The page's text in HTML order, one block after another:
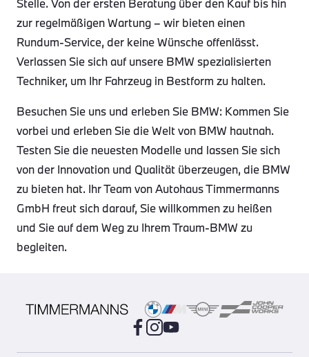
Stelle. Von der ersten Beratung über den Kauf bis hin
zur regelmäßigen Wartung – wir bieten einen
Rundum-Service, der keine Wünsche offenlässt.
Verlassen Sie sich auf unsere BMW spezialisierten
Techniker, um Ihr Fahrzeug in Bestform zu halten.
Besuchen Sie uns und erleben Sie BMW: Kommen Sie
vorbei und erleben Sie die Welt von BMW hautnah.
Testen Sie die neuesten Modelle und lassen Sie sich
von der Innovation und Qualität überzeugen, die BMW
zu bieten hat. Ihr Team von Autohaus Timmermanns
GmbH freut sich darauf, Sie willkommen zu heißen
und Sie auf dem Weg zu Ihrem Traum-BMW zu
begleiten.